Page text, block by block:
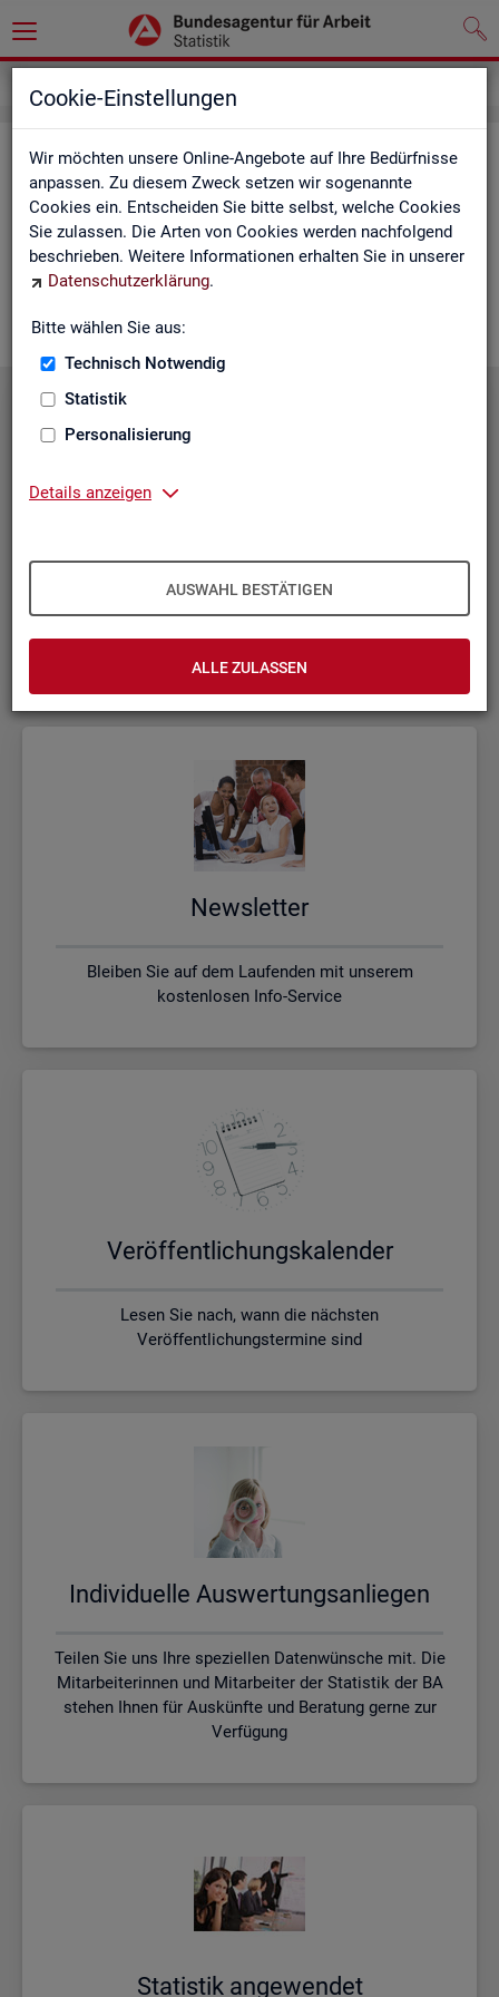
Cookie-Einstellungen
Wir möchten unsere Online-Angebote auf Ihre Bedürfnisse
anpassen. Zu diesem Zweck setzen wir sogenannte
Cookies ein. Entscheiden Sie bitte selbst, welche Cookies
Sie zulassen. Die Arten von Cookies werden nachfolgend
beschrieben. Weitere Informationen erhalten Sie in unserer
Datenschutzerklärung.
Bitte wählen Sie aus:
Technisch Notwendig
Statistik
Personalisierung
Details anzeigen
AUSWAHL BESTÄTIGEN
ALLE ZULASSEN
Ser­vice
Die Sta­tis­tik derBAbie­tet ein brei­tes An­ge­bot an Pro­duk­ten
und Son­der­aus­wer­tung (nachBe­darf). Haben Sie Fra­gen,
einen spe­zi­el­len Da­ten­wunsch oder möch­ten uns ein Feed­
back zu un­se­ren Pro­duk­ten geben, dann schau­en Sie auf den
Kon­takt, Feed­back und Kri­tik
News­let­ter
Bleiben Sie auf dem Laufenden mit unserem
kostenlosen Info-Service
Ver­öf­fent­li­chungs­ka­len­der
Lesen Sie nach, wann die nächsten
Veröffentlichungstermine sind
In­di­vi­du­el­le Aus­wer­tungs­an­lie­gen
Teilen Sie uns Ihre speziellen Datenwünsche mit. Die
Mitarbeiterinnen und Mitarbeiter der Statistik der BA
stehen Ihnen für Auskünfte und Beratung gerne zur
Verfügung
Sta­tis­tik an­ge­wen­det